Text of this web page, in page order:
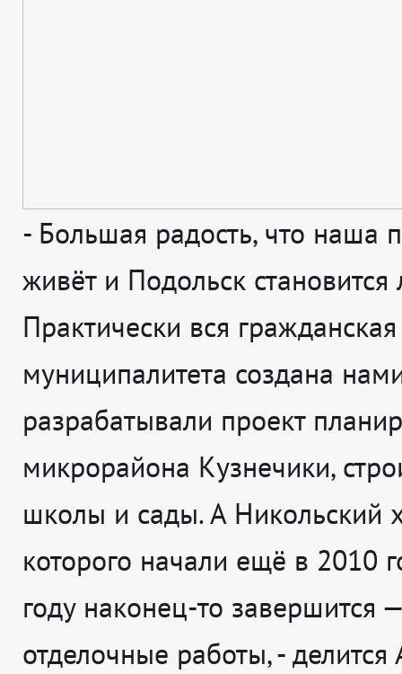
- Большая радость, что наша
живёт и Подольск становится
Практически вся
муниципалитета создана
разрабатывали проект
микрорайона Кузнечики,
школы и сады. А Никольский
которого начали ещё в 2010
году наконец-то завершится
отделочные работы, - делится